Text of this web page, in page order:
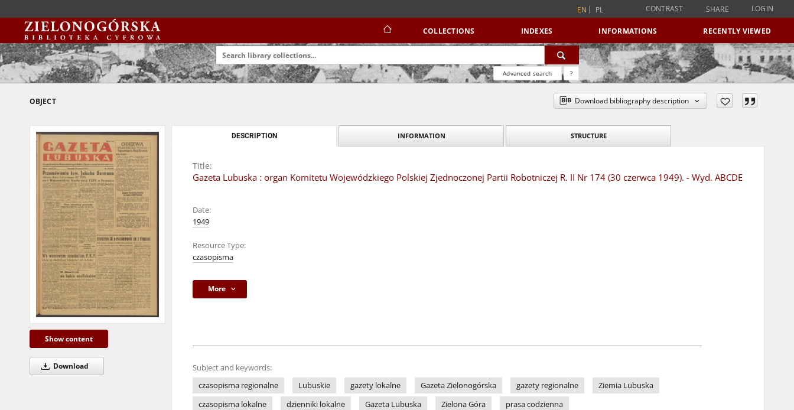
EN PL CONTRAST SHARE LOGIN
COLLECTIONS INDEXES INFORMATIONS RECENTLY VIEWED
Advanced search ?
OBJECT Download bibliography description
Show content
Download
DESCRIPTION INFORMATION STRUCTURE
Title:
Gazeta Lubuska : organ Komitetu Wojewódzkiego Polskiej Zjednoczonej Partii Robotniczej R. II Nr 174 (30 czerwca 1949). - Wyd. ABCDE
Date:
1949
Resource Type:
czasopisma
More
Subject and keywords:
czasopisma regionalne
Lubuskie gazety lokalne Gazeta Zielonogórska gazety regionalne
Ziemia Lubuska
czasopisma lokalne
dzienniki lokalne Gazeta Lubuska Zielona Góra prasa codzienna